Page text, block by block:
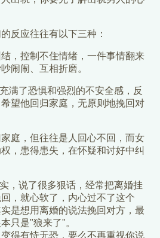
反应往往有以下三种：
，控制不住情绪，一件事情翻来
闹闹、互相折磨。
满了恐惧和强烈的不安全感，反
望他回归家庭，无原则地挽回对
庭，但往往是人回心不回，而女
，患得患失，在怀疑和讨好中纠
，说了很多狠话，经常把离婚挂
，就心软了，内心过不了这个
是想用离婚的说法挽回对方，最
只是"狼来了"。
得有恃无恐，要么不再重视你说